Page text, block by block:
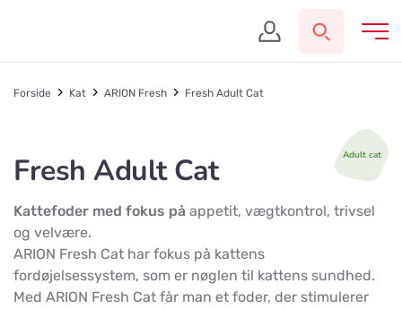
Forside Kat ARION Fresh Fresh Adult Cat
Adult cat
Fresh Adult Cat
Kattefoder med fokus på appetit, vægtkontrol, trivsel
og velvære.
ARION Fresh Cat har fokus på kattens
fordøjelsessystem, som er nøglen til kattens sundhed.
Med ARION Fresh Cat får man et foder, der stimulerer